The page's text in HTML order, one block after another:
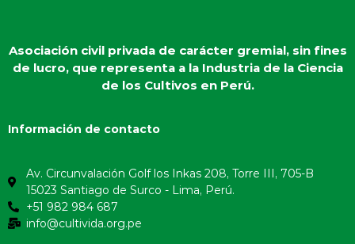
Asociación civil privada de carácter gremial, sin fines
de lucro, que representa a la Industria de la Ciencia
de los Cultivos en Perú.
Información de contacto
Av. Circunvalación Golf los Inkas 208, Torre III, 705-B
15023 Santiago de Surco - Lima, Perú.
+51 982 984 687
info@cultivida.org.pe